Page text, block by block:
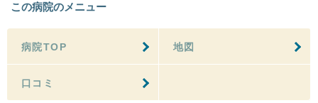
この病院のメニュー
病院TOP 地図
口コミ